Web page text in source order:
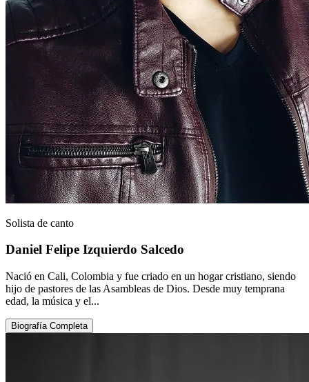
Solista de canto
Daniel Felipe Izquierdo Salcedo
Nació en Cali, Colombia y fue criado en un hogar cristiano, siendo
hijo de pastores de las Asambleas de Dios. Desde muy temprana
edad, la música y el...
Biografía Completa